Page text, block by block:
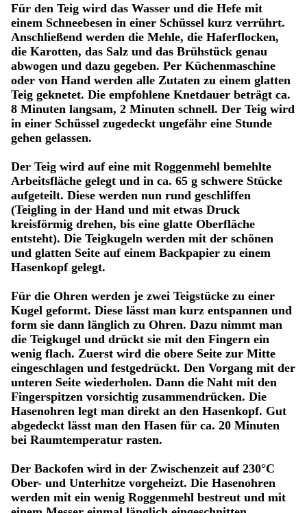
Für den Teig wird das Wasser und die Hefe mit
einem Schneebesen in einer Schüssel kurz verrührt.
Anschließend werden die Mehle, die Haferflocken,
die Karotten, das Salz und das Brühstück genau
abwogen und dazu gegeben. Per Küchenmaschine
oder von Hand werden alle Zutaten zu einem glatten
Teig geknetet. Die empfohlene Knetdauer beträgt ca.
8 Minuten langsam, 2 Minuten schnell. Der Teig wird
in einer Schüssel zugedeckt ungefähr eine Stunde
gehen gelassen.
Der Teig wird auf eine mit Roggenmehl bemehlte
Arbeitsfläche gelegt und in ca. 65 g schwere Stücke
aufgeteilt. Diese werden nun rund geschliffen
(Teigling in der Hand und mit etwas Druck
kreisförmig drehen, bis eine glatte Oberfläche
entsteht). Die Teigkugeln werden mit der schönen
und glatten Seite auf einem Backpapier zu einem
Hasenkopf gelegt.
Für die Ohren werden je zwei Teigstücke zu einer
Kugel geformt. Diese lässt man kurz entspannen und
form sie dann länglich zu Ohren. Dazu nimmt man
die Teigkugel und drückt sie mit den Fingern ein
wenig flach. Zuerst wird die obere Seite zur Mitte
eingeschlagen und festgedrückt. Den Vorgang mit der
unteren Seite wiederholen. Dann die Naht mit den
Fingerspitzen vorsichtig zusammendrücken. Die
Hasenohren legt man direkt an den Hasenkopf. Gut
abgedeckt lässt man den Hasen für ca. 20 Minuten
bei Raumtemperatur rasten.
Der Backofen wird in der Zwischenzeit auf 230°C
Ober- und Unterhitze vorgeheizt. Die Hasenohren
werden mit ein wenig Roggenmehl bestreut und mit